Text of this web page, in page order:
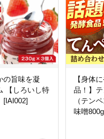
の旨味を凝
【しろいし特
[IAI002]
【身体
品！】
（テン
味噌